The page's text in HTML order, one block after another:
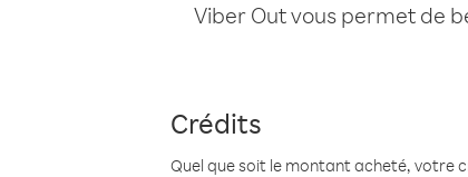
Viber Out vous permet de
Crédits
Quel que soit le montant acheté, votre